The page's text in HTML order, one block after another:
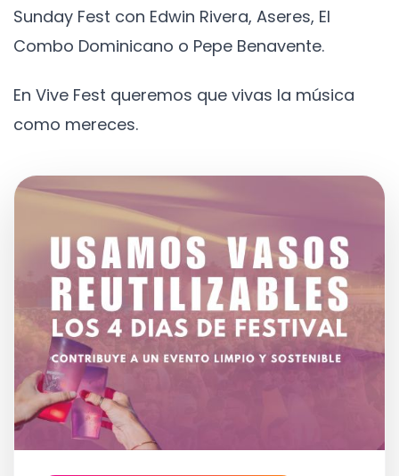
Sunday Fest con Edwin Rivera, Aseres, El
Combo Dominicano o Pepe Benavente.
En Vive Fest queremos que vivas la música
como mereces.